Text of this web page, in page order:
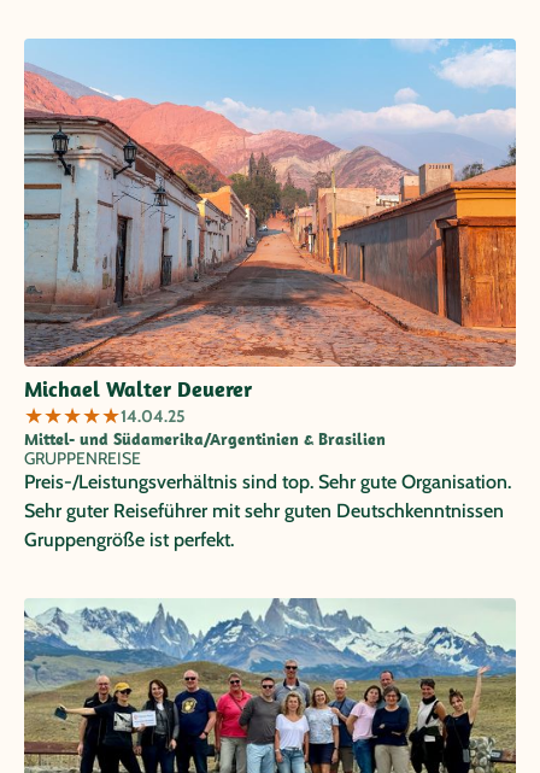
Argentinien und Brasilien ließen sich durch die Inlandsflüge
problemlos bewältigen. Kleiner Wermutstropfen war die
lange Busfahrt am Tag der Rückreise, weil der Rückflug
nicht über Rio de Janeiro, sondern Sao Paulo stattfand, die
aber dem positiven Gesamteindruck der Reise keinen
Abbruch tat.
Michael Walter Deuerer
★★★★★14.04.25
Mittel- und Südamerika/Argentinien & Brasilien
GRUPPENREISE
Preis-/Leistungsverhältnis sind top. Sehr gute Organisation.
Sehr guter Reiseführer mit sehr guten Deutschkenntnissen
Gruppengröße ist perfekt.